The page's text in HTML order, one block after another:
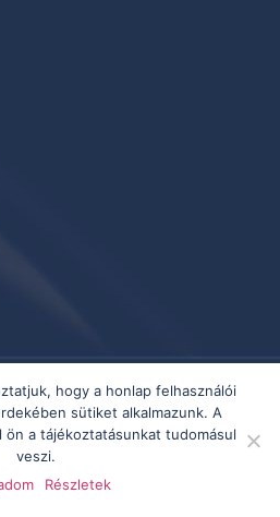
hogy a honlap felhasználói
sütiket alkalmazunk. A
ön a tájékoztatásunkat tudomásul
veszi.
Részletek